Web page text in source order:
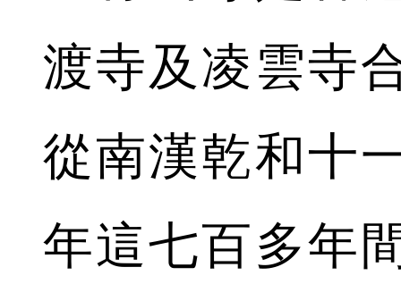
渡寺及凌雲寺
從南漢乾和十
年這七百多年